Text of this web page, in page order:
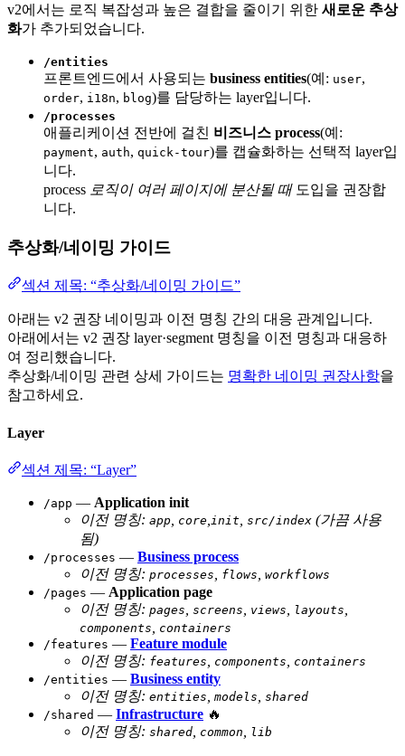
v2에서는 로직 복잡성과 높은 결합을 줄이기 위한 새로운 추상
화가 추가되었습니다.
/entities
프론트엔드에서 사용되는 business entities(예: user,
order, i18n, blog)를 담당하는 layer입니다.
/processes
애플리케이션 전반에 걸친 비즈니스 process(예:
payment, auth, quick-tour)를 캡슐화하는 선택적 layer입
니다.
process 로직이 여러 페이지에 분산될 때도입을 권장합
니다.
추상화/네이밍 가이드
섹션 제목: “추상화/네이밍 가이드”
아래는 v2 권장 네이밍과 이전 명칭 간의 대응 관계입니다.
아래에서는 v2 권장 layer·segment 명칭을 이전 명칭과 대응하
여 정리했습니다.
추상화/네이밍 관련 상세 가이드는 명확한 네이밍 권장사항을
참고하세요.
Layer
섹션 제목: “Layer”
/app — Application init
이전 명칭: app core init src/index (가끔 사용
됨)
/processes — Business process
이전 명칭: processes flows workflows
/pages — Application page
이전 명칭: pages screens views layouts
components
containers
/features — Feature module
이전 명칭: features components
containers
/entities — Business entity
이전 명칭: entities models shared
/shared — Infrastructure 🔥
이전 명칭: shared common lib